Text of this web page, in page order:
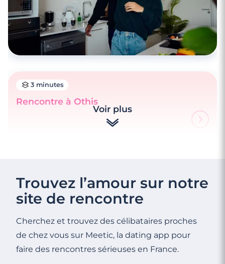
3 minutes
Rencontre à Othis
Voir plus
Trouvez l’amour sur notre
site de rencontre
Cherchez et trouvez des célibataires proches
de chez vous sur Meetic, la dating app pour
faire des rencontres sérieuses en France.